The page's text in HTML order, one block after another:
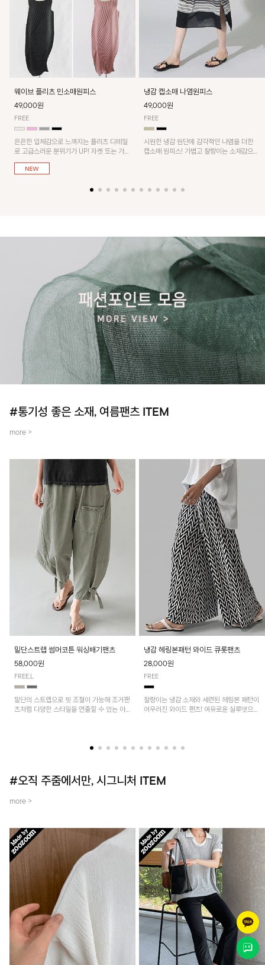
웨이브 플리츠 민소매원피스
49,000원
FREE
은은한 입체감으로 느껴지는 플리츠 디테일
로 고급스러운 분위기가 UP! 자켓 또는 가디
건과 같이 매치해도 잘 어울린답니다!
냉감 캡소매 나염원피스
49,000원
FREE
시원한 냉감 원단에 감각적인 나염을 더한
캡소매 원피스! 가볍고 찰랑이는 소재감으로
#통기성 좋은 소재, 여름팬츠 ITEM
more >
밑단스트랩 썸머코튼 워싱배기팬츠
58,000원
FREE,L
밑단의 스트랩으로 핏 조절이 가능해 조거팬
츠처럼 다양한 스타일을 연출할 수 있는 아
냉감 헤링본패턴 와이드 큐롯팬츠
28,000원
FREE
찰랑이는 냉감 소재와 세련된 헤링본 패턴이
어우러진 와이드 팬츠! 여유로운 실루엣으로
#오직 주줌에서만, 시그니처 ITEM
more >